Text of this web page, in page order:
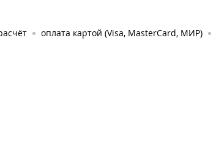
оплата картой (Visa, MasterCard, МИР)